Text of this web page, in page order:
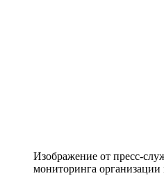
Изображение от пресс-
мониторинга